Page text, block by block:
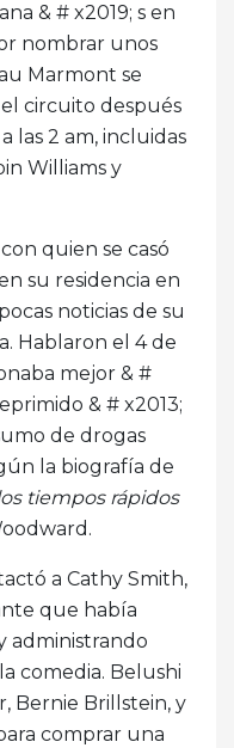
& # x2019; s en
nombrar unos
Marmont se
circuito después
las 2 am, incluidas
Williams y
quien se casó
su residencia en
noticias de su
Hablaron el 4 de
mejor & #
& # x2013;
de drogas
la biografía de
tiempos rápidos
a Cathy Smith,
que había
administrando
comedia. Belushi
Bernie Brillstein, y
comprar una